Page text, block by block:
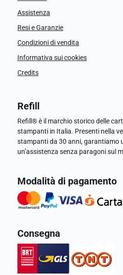
Assistenza
Resi e Garanzie
Condizioni di vendita
Informativa sui cookies
Credits
Refill
Refill® è il marchio storico delle
stampanti in Italia. Presenti nella
stampanti da 30 anni, garantiamo
un’assistenza senza paragoni sul
Modalità di pagamento
Consegna